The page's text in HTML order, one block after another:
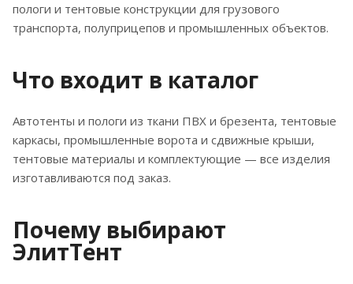
пологи и тентовые конструкции для грузового
транспорта, полуприцепов и промышленных объектов.
Что входит в каталог
Автотенты и пологи из ткани ПВХ и брезента, тентовые
каркасы, промышленные ворота и сдвижные крыши,
тентовые материалы и комплектующие — все изделия
изготавливаются под заказ.
Почему выбирают
ЭлитТент